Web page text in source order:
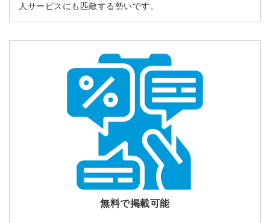
人サービスにも匹敵する勢いです。
無料で掲載可能